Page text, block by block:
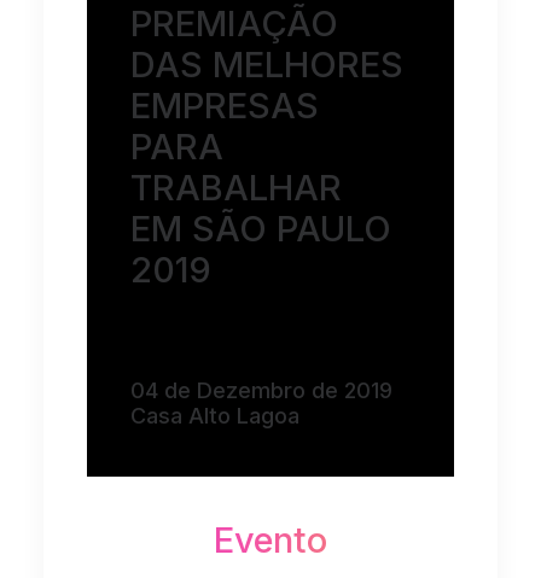
PREMIAÇÃO
DAS MELHORES
EMPRESAS
PARA
TRABALHAR
EM SÃO PAULO
2019
04 de Dezembro de 2019
Casa Alto Lagoa
Evento